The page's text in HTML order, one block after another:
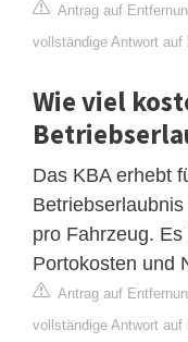
Antrag auf
vollständige Antwort auf
Wie viel
Das KBA erhebt
pro Fahrzeug.
Portokosten und
Antrag auf
vollständige Antwort